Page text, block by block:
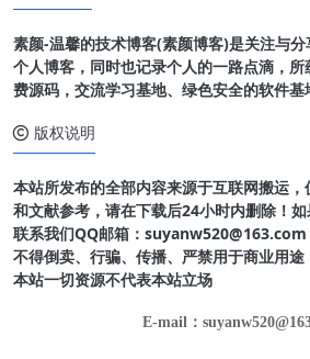
素颜-温馨的技术博客(素颜博客)是关注与
个人博客，同时也记录个人的一路点滴，
费源码，交流学习基地、绿色安全的软件基
版权说明
本站所发布的全部内容来源于互联网搬运
和文献参考，请在下载后24小时内删除！
联系我们QQ邮箱：suyanw520@163.com
不得倒卖、行骗、传播、严禁用于商业用途
本站一切资源不代表本站立场
E-mail：